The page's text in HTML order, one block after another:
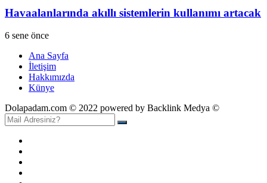
Havaalanlarında akıllı sistemlerin kullanımı artacak
6 sene önce
Ana Sayfa
İletişim
Hakkımızda
Künye
Dolapadam.com © 2022 powered by Backlink Medya ©